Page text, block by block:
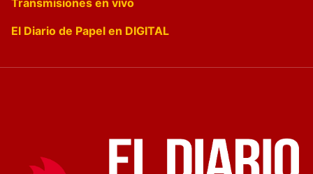
Transmisiones en vivo
El Diario de Papel en DIGITAL